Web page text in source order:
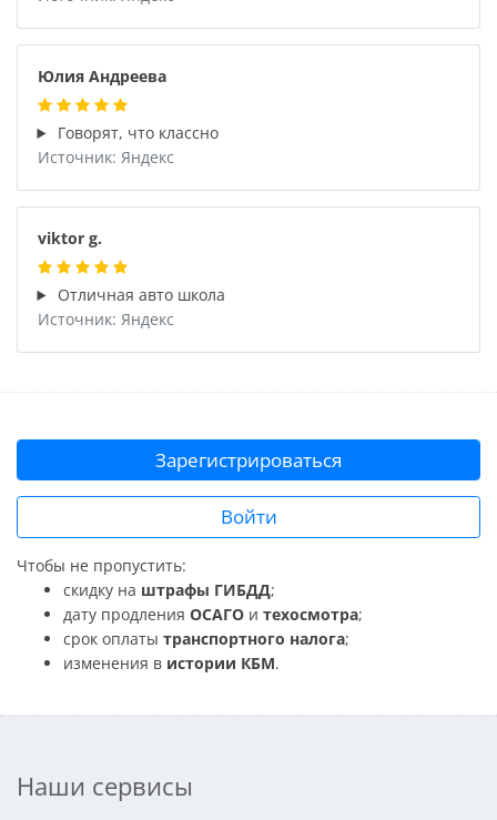
Юлия Андреева
Говорят, что классно
Источник: Яндекс
viktor g.
Отличная авто школа
Источник: Яндекс
Зарегистрироваться
Войти
Чтобы не пропустить:
скидку на штрафы ГИБДД;
дату продления ОСАГО и техосмотра;
срок оплаты транспортного налога;
изменения в истории КБМ.
Наши сервисы